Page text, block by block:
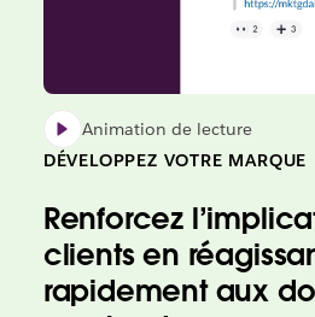
Animation de lecture
DÉVELOPPEZ VOTRE MARQUE
Renforcez
clients en
rapidement aux